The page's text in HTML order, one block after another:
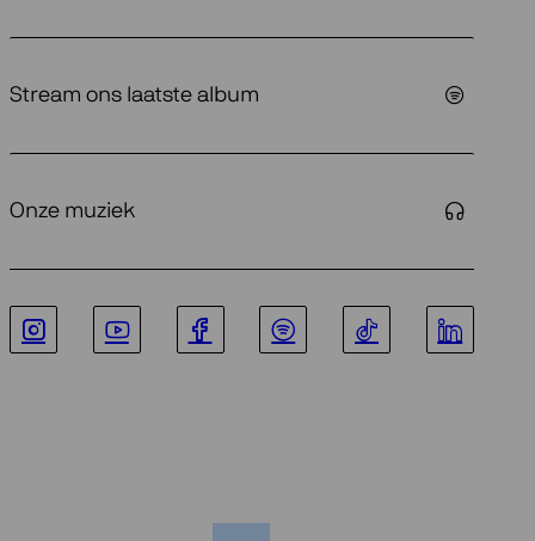
Stream ons laatste album
Onze muziek